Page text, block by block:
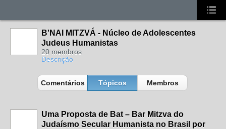
B'NAI MITZVÁ - Núcleo de Adolescentes
Judeus Humanistas
20 membros
Descrição
Comentários Tópicos Membros
Uma Proposta de Bat – Bar Mitzva do
Judaísmo Secular Humanista no Brasil por